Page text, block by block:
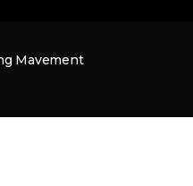
Mavement